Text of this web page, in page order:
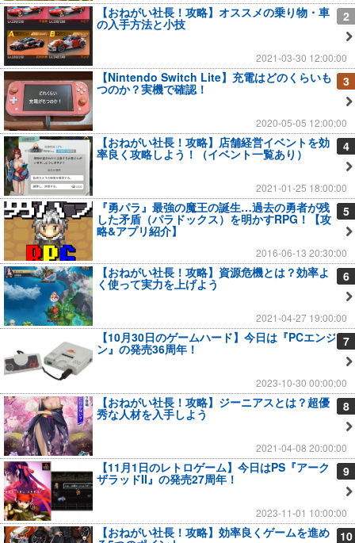
2
【おねがい社長！攻略】オススメの乗り物・車
の入手方法と小技
2021-03-30 12:00:00
3
【Nintendo Switch Lite】充電はどのくらいも
つのか？実機で確認！
2020-05-05 12:00:00
4
【おねがい社長！攻略】店舗経営イベントを効
率良く攻略しよう！（イベント一覧あり）
2021-01-25 18:00:00
5
『勇パラ』最強の魔王の誕生…過去の勇者が残
した矛盾（パラドックス）を明かすRPG！【攻
略&アプリ紹介】
2016-06-13 20:30:00
6
【おねがい社長！攻略】資源危機とは？効率よ
く使って実力を上げよう
2021-04-27 19:00:00
7
【10月30日のゲームハード】今日は『PCエンジ
ン』の発売36周年！
2023-10-30 00:00:00
8
【おねがい社長！攻略】ジーニアスとは？超優
秀な人材を入手しよう
2021-04-08 20:00:00
9
【11月1日のレトロゲーム】今日はPS『アーク
ザラッドII』の発売27周年！
2023-11-01 10:00:00
10
【おねがい社長！攻略】効率良くゲームを進め